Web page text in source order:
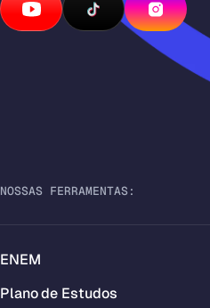
NOSSAS FERRAMENTAS:
ENEM
Plano de Estudos